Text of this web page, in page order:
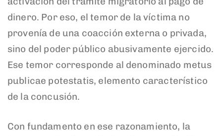
dinero. Por eso, el temor de la víctima no
provenía de una coacción externa o privada,
sino del poder público abusivamente ejercido.
Ese temor corresponde al denominado metus
publicae potestatis, elemento característico
de la concusión.
Con fundamento en ese razonamiento, la